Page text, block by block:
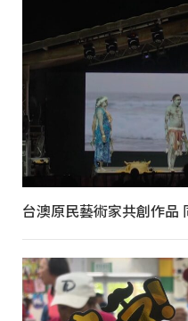
台澳原民藝術家共創作品